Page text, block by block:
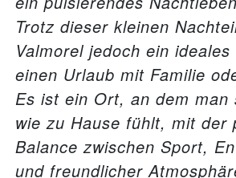
Trotz dieser kleinen
Valmorel jedoch ein
einen Urlaub mit Familie
Es ist ein Ort, an dem man
wie zu Hause fühlt, mit der
Balance zwischen Sport,
und freundlicher